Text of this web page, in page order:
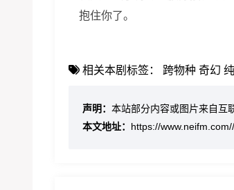
抱住你了。
相关本剧标签： 跨物种 奇幻
声明： 本站部分内容或图片来自互
本文地址： https://